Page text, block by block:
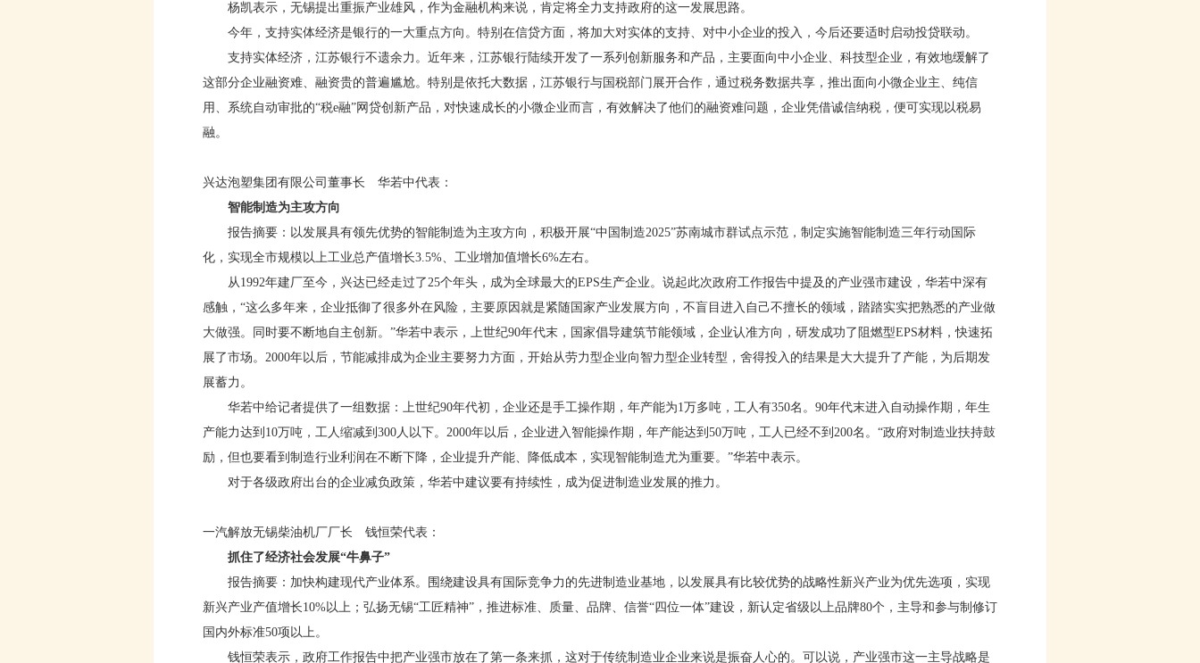
杨凯表示，无锡提出重振产业雄风，作为金融机构来说，肯定将全力支持政府的这一发展思路。
今年，支持实体经济是银行的一大重点方向。特别在信贷方面，将加大对实体的支持、对中小企业的投入，今后还要适时启动投贷联动。
支持实体经济，江苏银行不遗余力。近年来，江苏银行陆续开发了一系列创新服务和产品，主要面向中小企业、科技型企业，有效地缓解了
这部分企业融资难、融资贵的普遍尴尬。特别是依托大数据，江苏银行与国税部门展开合作，通过税务数据共享，推出面向小微企业主、纯信
用、系统自动审批的“税e融”网贷创新产品，对快速成长的小微企业而言，有效解决了他们的融资难问题，企业凭借诚信纳税，便可实现以税易
融。
兴达泡塑集团有限公司董事长 华若中代表：
智能制造为主攻方向
报告摘要：以发展具有领先优势的智能制造为主攻方向，积极开展“中国制造2025”苏南城市群试点示范，制定实施智能制造三年行动国际
化，实现全市规模以上工业总产值增长3.5%、工业增加值增长6%左右。
从1992年建厂至今，兴达已经走过了25个年头，成为全球最大的EPS生产企业。说起此次政府工作报告中提及的产业强市建设，华若中深有
感触，“这么多年来，企业抵御了很多外在风险，主要原因就是紧随国家产业发展方向，不盲目进入自己不擅长的领域，踏踏实实把熟悉的产业做
大做强。同时要不断地自主创新。”华若中表示，上世纪90年代末，国家倡导建筑节能领域，企业认准方向，研发成功了阻燃型EPS材料，快速拓
展了市场。2000年以后，节能减排成为企业主要努力方面，开始从劳力型企业向智力型企业转型，舍得投入的结果是大大提升了产能，为后期发
展蓄力。
华若中给记者提供了一组数据：上世纪90年代初，企业还是手工操作期，年产能为1万多吨，工人有350名。90年代末进入自动操作期，年生
产能力达到10万吨，工人缩减到300人以下。2000年以后，企业进入智能操作期，年产能达到50万吨，工人已经不到200名。“政府对制造业扶持鼓
励，但也要看到制造行业利润在不断下降，企业提升产能、降低成本，实现智能制造尤为重要。”华若中表示。
对于各级政府出台的企业减负政策，华若中建议要有持续性，成为促进制造业发展的推力。
一汽解放无锡柴油机厂厂长 钱恒荣代表：
抓住了经济社会发展“牛鼻子”
报告摘要：加快构建现代产业体系。围绕建设具有国际竞争力的先进制造业基地，以发展具有比较优势的战略性新兴产业为优先选项，实现
新兴产业产值增长10%以上；弘扬无锡“工匠精神”，推进标准、质量、品牌、信誉“四位一体”建设，新认定省级以上品牌80个，主导和参与制修订
国内外标准50项以上。
钱恒荣表示，政府工作报告中把产业强市放在了第一条来抓，这对于传统制造业企业来说是振奋人心的。可以说，产业强市这一主导战略是